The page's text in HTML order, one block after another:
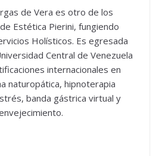
de Vera es otro de los
Estética Pierini, fungiendo
Holísticos. Es egresada
Central de Venezuela
internacionales en
naturopática, hipnoterapia
banda gástrica virtual y